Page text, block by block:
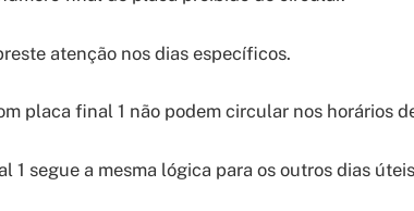
atenção nos dias específicos.
placa final 1 não podem circular nos horários
1 segue a mesma lógica para os outros dias